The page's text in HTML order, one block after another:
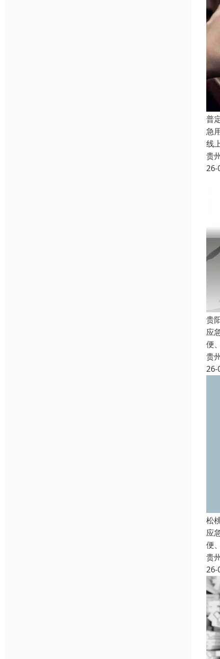
普
急
线
贵
26-
贵
应
便
贵
26-
松
应
便
贵
26-